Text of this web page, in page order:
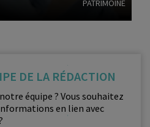
PATRIMOINE
DE LA RÉDACTION
équipe ? Vous souhaitez
en lien avec